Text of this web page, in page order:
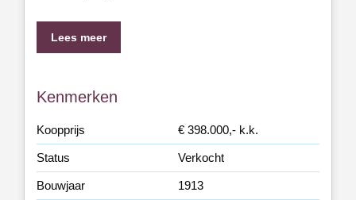
Lees meer
Kenmerken
Koopprijs € 398.000,- k.k.
Status Verkocht
Bouwjaar 1913